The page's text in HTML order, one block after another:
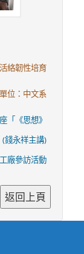
絡韌性培育
位：中文系
「《思想》
錢永祥主講)
工廠參訪活動